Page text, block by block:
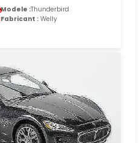
Modele :Thunderbird
Fabricant : Welly